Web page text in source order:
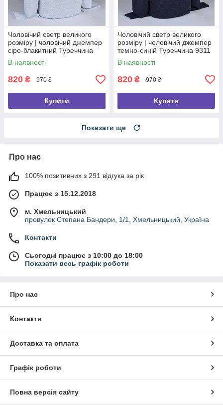
Чоловічий светр великого
розміру | чоловічий джемпер
сіро-блакитний Туреччина
9318 Б
В наявності
820 ₴ 970 ₴
Купити
Чоловічий светр великого
розміру | чоловічий джемпер
темно-синій Туреччина 9311
Б
В наявності
820 ₴ 970 ₴
Купити
Показати ще
Про нас
100% позитивних з 291 відгука за рік
Працює з 15.12.2018
м. Хмельницький
провулок Степана Бандери, 1/1, Хмельницький, Україна
Контакти
Сьогодні працює з 10:00 до 18:00
Показати весь графік роботи
Про нас
Контакти
Доставка та оплата
Графік роботи
Повна версія сайту